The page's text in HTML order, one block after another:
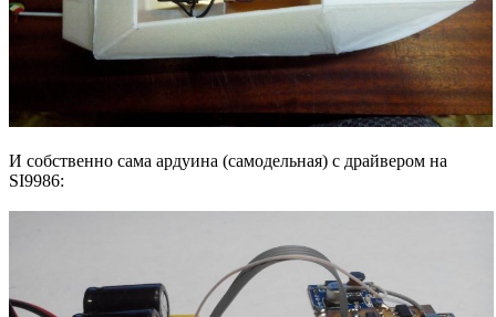
И собственно сама ардуина (самодельная) с драйвером на
SI9986: